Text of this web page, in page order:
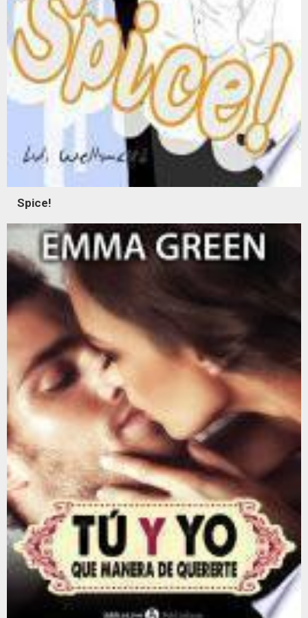
Spice!